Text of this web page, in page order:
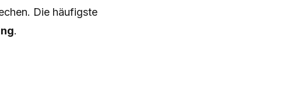
Die häufigste
.